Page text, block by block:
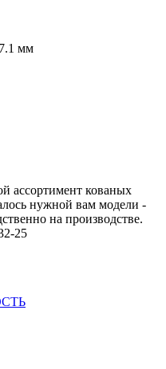
мм
ассортимент кованых
нужной вам модели -
на производстве.
25